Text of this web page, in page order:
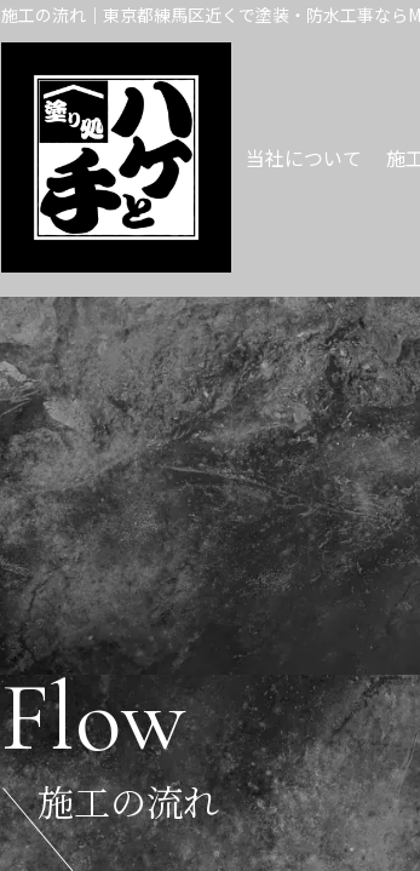
施工の流れ｜東京都練馬区近くで塗装・防水工事なら
当社について 施
Flow
施工の流れ